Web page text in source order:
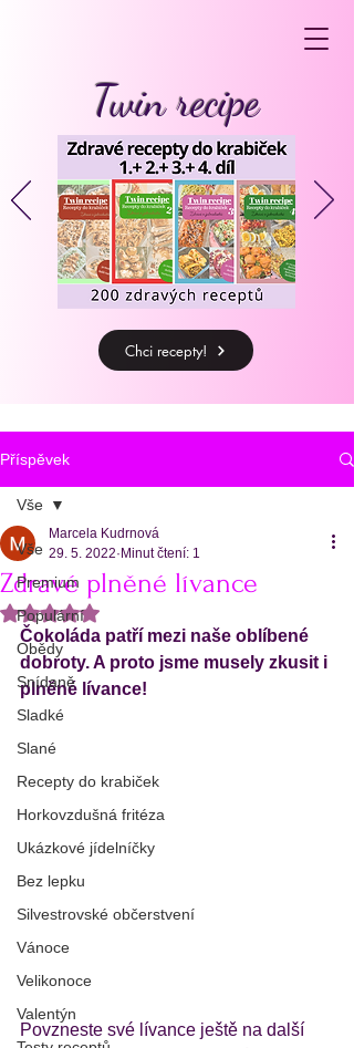
Twin recipe
Chci recepty!
Příspěvek
Vše
Premium
Populární
Obědy
Snídaně
Sladké
Slané
Recepty do krabiček
Horkovzdušná fritéza
Ukázkové jídelníčky
Bez lepku
Silvestrovské občerstvení
Vánoce
Velikonoce
Valentýn
Vše
Zdravé plněné lívance
Marcela Kudrnová
29. 5. 2022 Minut čtení: 1
Hodnoceno NaN z 5 hvězdiček.
Čokoláda patří mezi naše oblíbené
dobroty. A proto jsme musely zkusit i
plněné lívance!
Povzneste své lívance ještě na další